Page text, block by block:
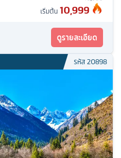
เริ่มต้น 10,999
ดูรายละเอียด
รหัส20898